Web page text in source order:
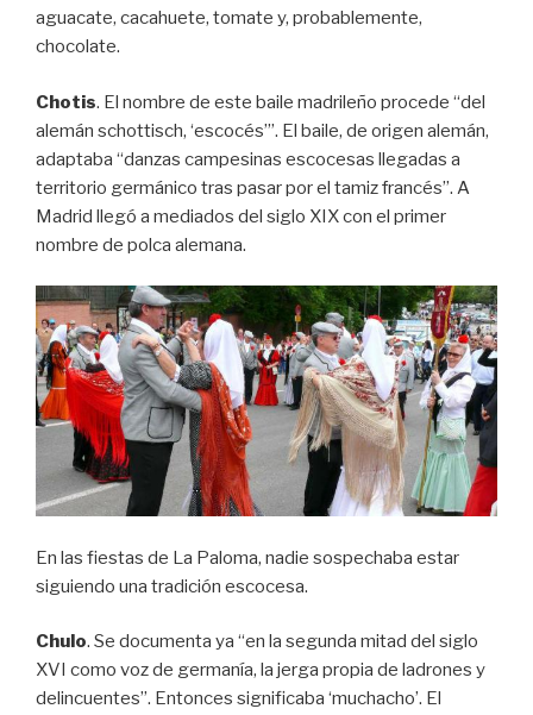
aguacate, cacahuete, tomate y, probablemente,
chocolate.
Chotis. El nombre de este baile madrileño procede “del
alemán schottisch, ‘escocés’”. El baile, de origen alemán,
adaptaba “danzas campesinas escocesas llegadas a
territorio germánico tras pasar por el tamiz francés”. A
Madrid llegó a mediados del siglo XIX con el primer
nombre de polca alemana.
En las fiestas de La Paloma, nadie sospechaba estar
siguiendo una tradición escocesa.
Chulo. Se documenta ya “en la segunda mitad del siglo
XVI como voz de germanía, la jerga propia de ladrones y
delincuentes”. Entonces significaba ‘muchacho’. El